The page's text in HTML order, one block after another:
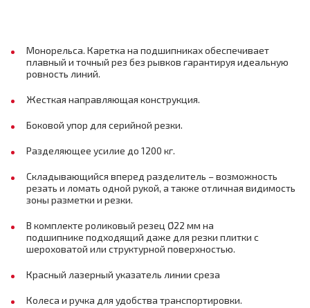
Монорельса. Каретка на подшипниках обеспечивает
плавный и точный рез без рывков гарантируя идеальную
ровность линий.
Жесткая направляющая конструкция.
Боковой упор для серийной резки.
Разделяющее усилие до 1200 кг.
Складывающийся вперед разделитель – возможность
резать и ломать одной рукой, а также отличная видимость
зоны разметки и резки.
В комплекте роликовый резец Ø22 мм на
подшипнике подходящий даже для резки плитки с
шероховатой или структурной поверхностью.
Красный лазерный указатель линии среза
Колеса и ручка для удобства транспортировки.